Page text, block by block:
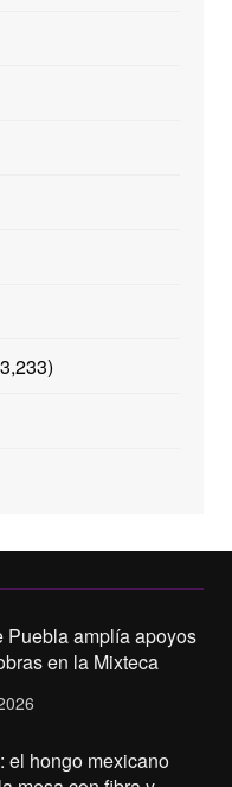
Puebla amplía apoyos
en la Mixteca
el hongo mexicano